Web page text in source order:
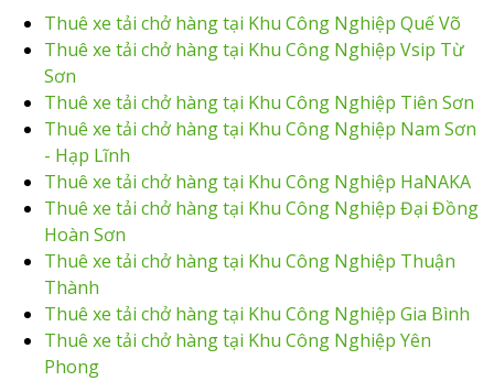
Thuê xe tải chở hàng tại Khu Công Nghiệp Quế Võ
Thuê xe tải chở hàng tại Khu Công Nghiệp Vsip Từ
Sơn
Thuê xe tải chở hàng tại Khu Công Nghiệp Tiên Sơn
Thuê xe tải chở hàng tại Khu Công Nghiệp Nam Sơn
- Hạp Lĩnh
Thuê xe tải chở hàng tại Khu Công Nghiệp HaNAKA
Thuê xe tải chở hàng tại Khu Công Nghiệp Đại Đồng
Hoàn Sơn
Thuê xe tải chở hàng tại Khu Công Nghiệp Thuận
Thành
Thuê xe tải chở hàng tại Khu Công Nghiệp Gia Bình
Thuê xe tải chở hàng tại Khu Công Nghiệp Yên
Phong